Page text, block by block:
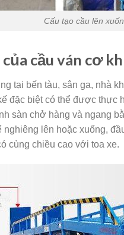
Cấu tạo cầu lên
cầu ván cơ
tại bến tàu, sân ga, nhà
đặc biệt có thể được thực
sàn chở hàng và ngang
nghiêng lên hoặc xuống,
cùng chiều cao với toa xe.